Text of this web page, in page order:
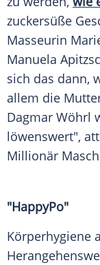
zuckersüße
Masseurin
Manuela
sich das dann,
allem die
Dagmar Wöhrl
löwenswert",
Millionär
"HappyPo"
Körperhygiene